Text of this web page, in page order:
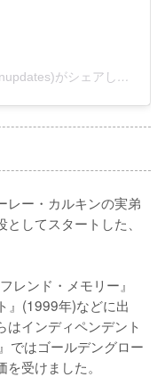
Kieran Culkin Updates(@kieranculkinupdates)がシェアした投稿
レー・カルキンの実弟
してスタートした、
レンド・メモリー』
』(1999年)などに出
インディペンデント
ではゴールデングロー
受けました。